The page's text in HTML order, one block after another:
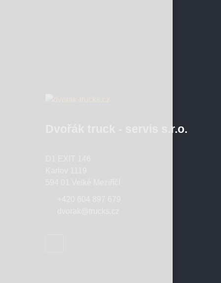
Dvořák truck - servis s.r.o.